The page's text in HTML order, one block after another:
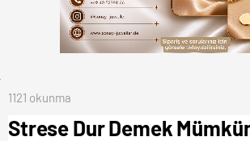
1121 okunma
Strese Dur Demek